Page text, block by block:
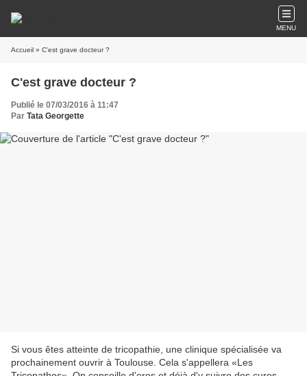
MENU
Accueil » C'est grave docteur ?
C'est grave docteur ?
Publié le 07/03/2016 à 11:47
Par Tata Georgette
Si vous êtes atteinte de tricopathie, une clinique spécialisée va
prochainement ouvrir à Toulouse. Cela s'appellera «Les